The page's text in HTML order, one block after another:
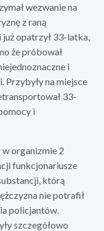
wezwanie na
z raną
już opatrzył 33-latka,
że próbował
i
Przybyły na miejsce
33-
i
w organizmie 2
funkcjonariusze
którą
nie potrafił
policjantów.
szczegółowo